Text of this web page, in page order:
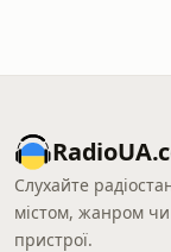
Слухайте
містом, жанром
пристрої.